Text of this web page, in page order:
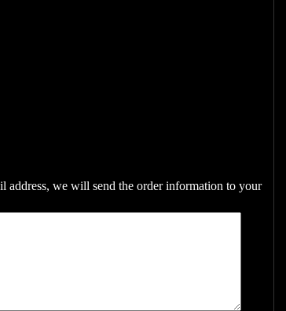
address, we will send the order information to your